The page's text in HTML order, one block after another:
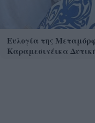
Ευλογία της
Καραμεσινέικα